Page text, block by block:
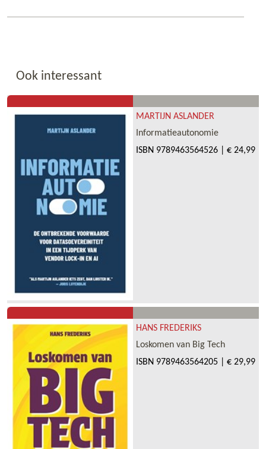
Ook interessant
MARTIJN ASLANDER
Informatieautonomie
ISBN 9789463564526 € 24,99
HANS FREDERIKS
Loskomen van Big Tech
ISBN 9789463564205 € 29,99